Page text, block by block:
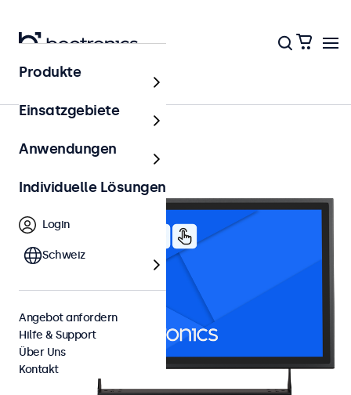
Produkte
Einsatzgebiete
Anwendungen
Individuelle Lösungen
Login
Schweiz
Angebot anfordern
Hilfe & Support
Über Uns
Kontakt